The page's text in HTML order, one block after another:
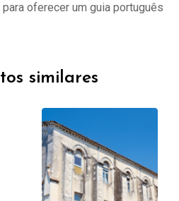
oferecer um guia português
similares